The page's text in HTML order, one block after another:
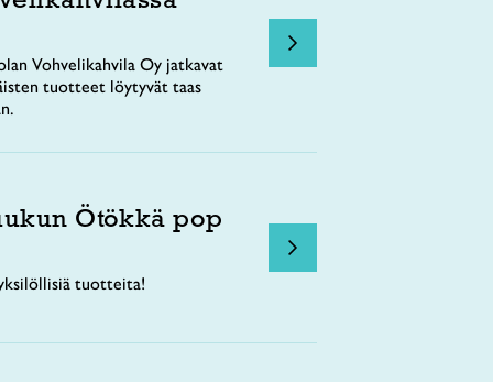
Vohvelikahvila Oy jatkavat
tuotteet löytyvät taas
Ötökkä pop
tuotteita!